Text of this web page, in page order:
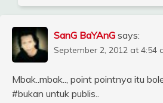
SanG BaYAnG says:
September 2, 2012 at 4:54
Mbak..mbak.., point pointnya itu
#bukan untuk publis..